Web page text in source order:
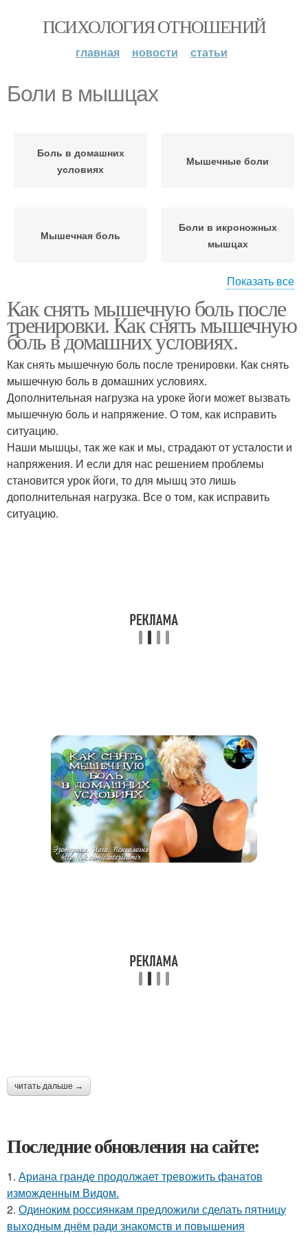
ПСИХОЛОГИЯ ОТНОШЕНИЙ
главная новости статьи
Боли в мышцах
Боль в домашних
условиях
Мышечные боли
Мышечная боль
Боли в икроножных
мышцах
Избавления от боли
Показать все
Как снять мышечную боль после
тренировки. Как снять мышечную
боль в домашних условиях.
Как снять мышечную боль после тренировки. Как снять
мышечную боль в домашних условиях.
Дополнительная нагрузка на уроке йоги может вызвать
мышечную боль и напряжение. О том, как исправить
ситуацию.
Наши мышцы, так же как и мы, страдают от усталости и
напряжения. И если для нас решением проблемы
становится урок йоги, то для мышц это лишь
дополнительная нагрузка. Все о том, как исправить
ситуацию.
читать дальше →
Последние обновления на сайте:
1. Ариана гранде продолжает тревожить фанатов
изможденным Видом.
2. Одиноким россиянкам предложили сделать пятницу
выходным днём ради знакомств и повышения